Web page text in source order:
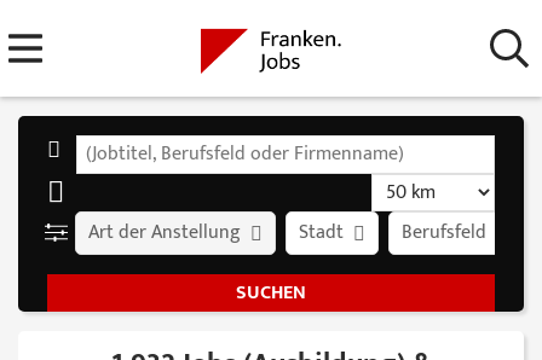
Stadt
Art der Anstellung Berufsfeld